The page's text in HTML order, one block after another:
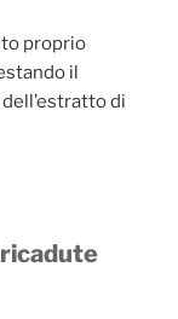
proprio
il
di